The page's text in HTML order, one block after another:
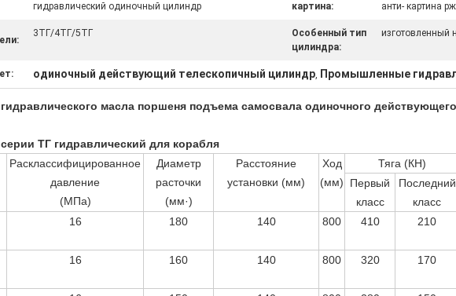
гидравлический одиночный цилиндр картина: анти- картина
3ТГ/4ТГ/5ТГ
Особенный тип
цилиндра:
изготовленный
одиночный действующий телескопичный цилиндр, Промышленные
масла поршеня подъема самосвала одиночного
ТГ гидравлический для корабля
Расклассифицированное
давление
(МПа)
Диаметр
расточки
(мм·)
Расстояние
установки (мм)
Ход
(мм)
Тяга (КН)
Первый
класс
Последний
класс
16 180 140 800 410 210
16 160 140 800 320 170